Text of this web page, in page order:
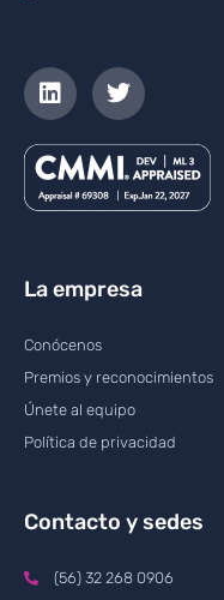
La empresa
Conócenos
Premios y reconocimientos
Únete al equipo
Política de privacidad
Contacto y sedes
(56) 32 268 0906